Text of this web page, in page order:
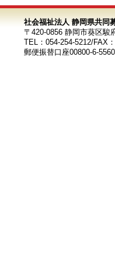
社会福祉法人 静岡県共同
〒420-0856 静岡市葵区駿
TEL：054-254-5212/FAX
郵便振替口座00800-6-